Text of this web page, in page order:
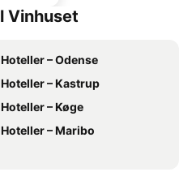
Vinhuset
Hoteller – Odense
Hoteller – Kastrup
Hoteller – Køge
Hoteller – Maribo